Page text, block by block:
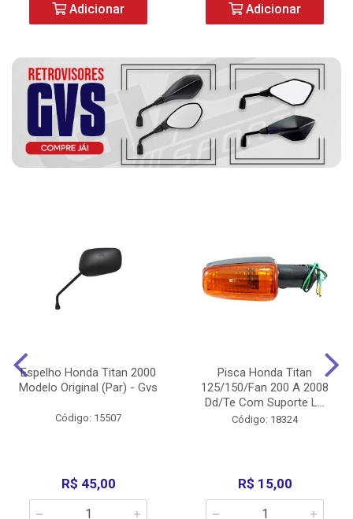
Adicionar Adicionar
Espelho Honda Titan 2000
Modelo Original (Par) - Gvs
Código: 15507
R$ 45,00
Pisca Honda Titan
125/150/Fan 200 A 2008
Dd/Te Com Suporte L...
Código: 18324
R$ 15,00